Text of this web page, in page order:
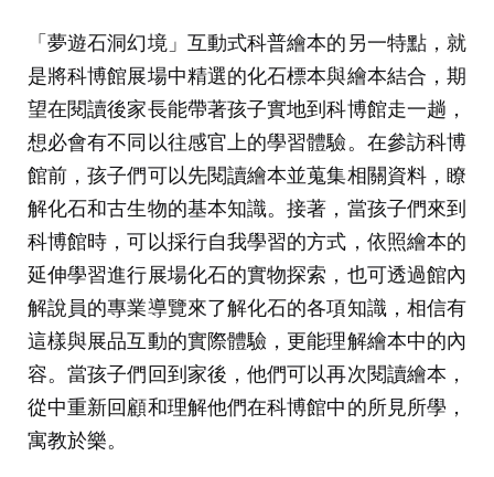
「夢遊石洞幻境」互動式科普繪本的另一特點，就
是將科博館展場中精選的化石標本與繪本結合，期
望在閱讀後家長能帶著孩子實地到科博館走一趟，
想必會有不同以往感官上的學習體驗。在參訪科博
館前，孩子們可以先閱讀繪本並蒐集相關資料，瞭
解化石和古生物的基本知識。接著，當孩子們來到
科博館時，可以採行自我學習的方式，依照繪本的
延伸學習進行展場化石的實物探索，也可透過館內
解說員的專業導覽來了解化石的各項知識，相信有
這樣與展品互動的實際體驗，更能理解繪本中的內
容。當孩子們回到家後，他們可以再次閱讀繪本，
從中重新回顧和理解他們在科博館中的所見所學，
寓教於樂。